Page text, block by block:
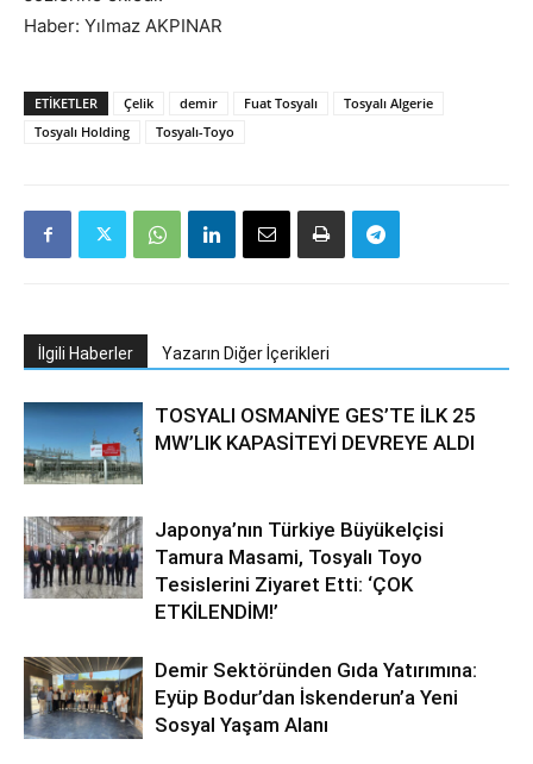
Haber: Yılmaz AKPINAR
ETIKETLER Çelik demir Fuat Tosyalı
Tosyalı Algerie
Tosyalı Holding
Tosyalı-Toyo
İlgili Haberler Yazarın Diğer İçerikleri
TOSYALI OSMANİYE GES’TE İLK 25
MW’LIK KAPASİTEYİ DEVREYE ALDI
Japonya’nın Türkiye Büyükelçisi
Tamura Masami, Tosyalı Toyo
Tesislerini Ziyaret Etti: ‘ÇOK
ETKİLENDİM!’
Demir Sektöründen Gıda Yatırımına:
Eyüp Bodur’dan İskenderun’a Yeni
Sosyal Yaşam Alanı